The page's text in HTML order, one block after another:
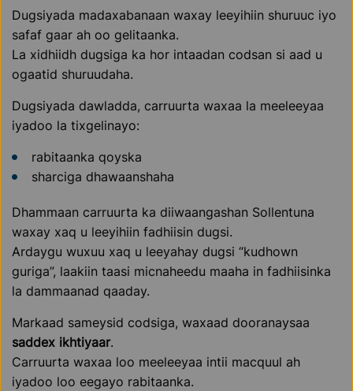
Dugsiyada madaxabanaan waxay leeyihiin shuruuc iyo
safaf gaar ah oo gelitaanka.
La xidhiidh dugsiga ka hor intaadan codsan si aad u
ogaatid shuruudaha.
Dugsiyada dawladda, carruurta waxaa la meeleeyaa
iyadoo la tixgelinayo:
rabitaanka qoyska
sharciga dhawaanshaha
Dhammaan carruurta ka diiwaangashan Sollentuna
waxay xaq u leeyihiin fadhiisin dugsi.
Ardaygu wuxuu xaq u leeyahay dugsi “kudhown
guriga”, laakiin taasi micnaheedu maaha in fadhiisinka
la dammaanad qaaday.
Markaad sameysid codsiga, waxaad dooranaysaa
saddex ikhtiyaar.
Carruurta waxaa loo meeleeyaa intii macquul ah
iyadoo loo eegayo rabitaanka.